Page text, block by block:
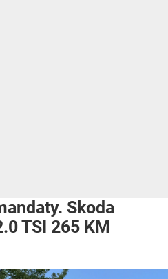
Skoda
TSI 265 KM